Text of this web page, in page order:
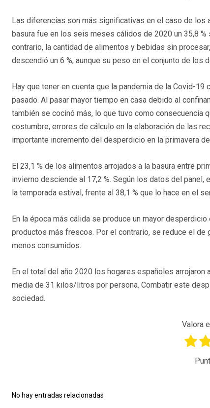
Las diferencias son más significativas en el caso de los
basura fue en los seis meses cálidos de 2020 un 35,8
contrario, la cantidad de alimentos y bebidas sin
descendió un 6 %, aunque su peso en el conjunto de los
Hay que tener en cuenta que la pandemia de la Covid-
pasado. Al pasar mayor tiempo en casa debido al
también se cocinó más, lo que tuvo como consecuencia
costumbre, errores de cálculo en la elaboración de las
importante incremento del desperdicio en la primavera
El 23,1 % de los alimentos arrojados a la basura entre
invierno desciende al 17,2 %. Según los datos del panel,
la temporada estival, frente al 38,1 % que lo hace en el
En la época más cálida se produce un mayor
productos más frescos. Por el contrario, se reduce el de
menos consumidos.
En el total del año 2020 los hogares españoles
media de 31 kilos/litros por persona. Combatir este
sociedad.
Valora
No hay entradas relacionadas